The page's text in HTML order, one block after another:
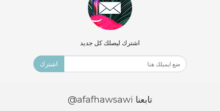
اشترك ليصلك كل جديد
اشترك
تابعنا @afafhawsawi